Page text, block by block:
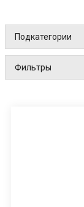
Подкатегории
Фильтры